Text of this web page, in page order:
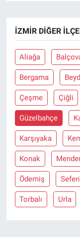
İZMIR DIĞER
Aliağa
Bergama
Çeşme Çiğli
Güzelbahçe
Karşıyaka
Konak
Ödemiş
Torbalı Urla